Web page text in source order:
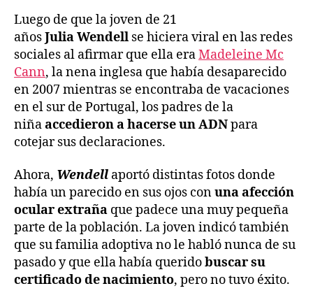
Luego de que la joven de 21
añosJuliaWendell se hiciera viral en las redes
sociales al afirmar que ella eraMadeleine Mc
Cann, la nena inglesa que había desaparecido
en 2007 mientras se encontraba de vacaciones
en el sur de Portugal, los padres de la
niñaaccedieron a hacerse un ADNpara
cotejar sus declaraciones.
Ahora, Wendell aportó distintas fotos donde
había un parecido en sus ojos conuna afección
ocular extraña que padece una muy pequeña
parte de la población. La joven indicó también
que su familia adoptiva no le habló nunca de su
pasado y que ella había queridobuscar su
certificado de nacimiento, pero no tuvo éxito.